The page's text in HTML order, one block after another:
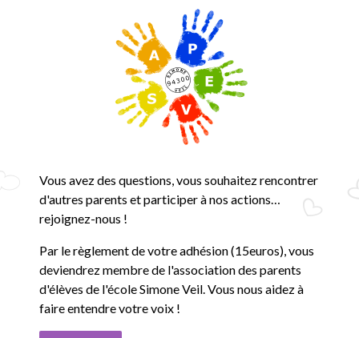
Vous avez des questions, vous souhaitez rencontrer
d'autres parents et participer à nos actions…
rejoignez-nous !
Par le règlement de votre adhésion (15euros), vous
deviendrez membre de l'association des parents
d'élèves de l'école Simone Veil. Vous nous aidez à
faire entendre votre voix !